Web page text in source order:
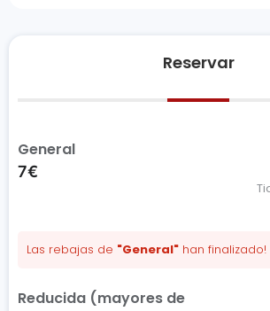
Reservar
General
7€
Las rebajas de "General" han finalizado!
Reducida (mayores de